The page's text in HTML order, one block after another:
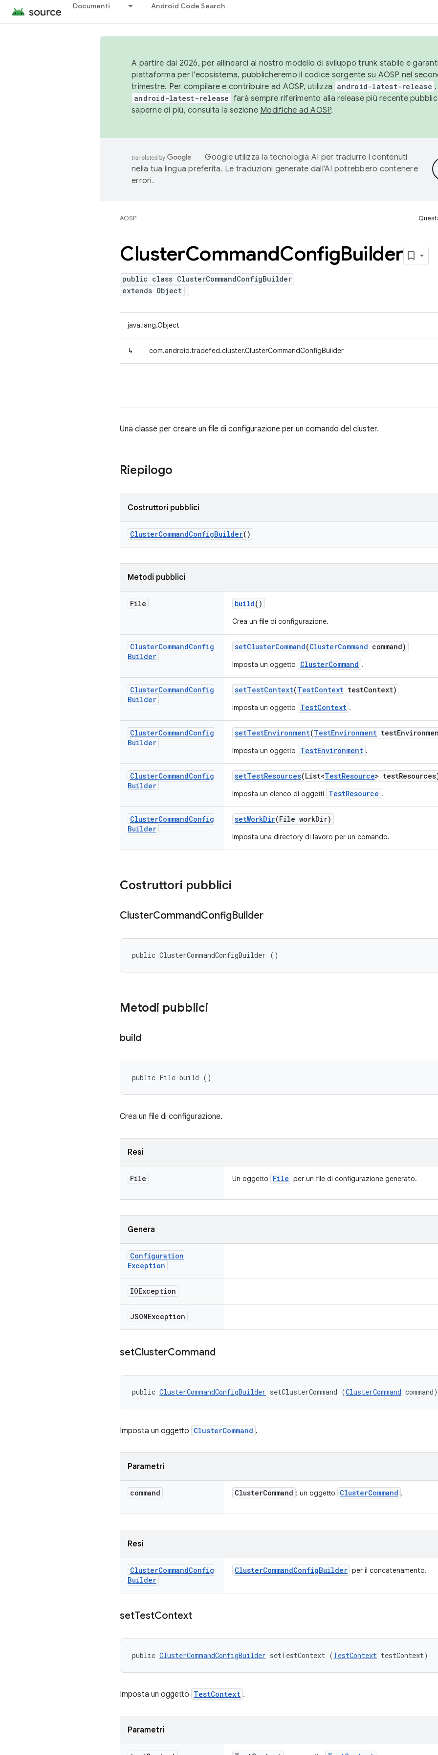
Documenti Android Code Search
A partire dal 2026, per allinearci al nostro modello di sviluppo trunk stabile e
piattaforma per l'ecosistema, pubblicheremo il codice sorgente su AOSP nel
trimestre. Per compilare e contribuire ad AOSP, utilizza android-latest-release
android-latest-release farà sempre riferimento alla release più recente
saperne di più, consulta la sezione Modifiche ad AOSP.
Google utilizza la tecnologia AI per tradurre i contenuti
nella tua lingua preferita. Le traduzioni generate dall'AI potrebbero contenere
errori.
AOSP
ClusterCommandConfigBuilder
public class ClusterCommandConfigBuilder
extends Object
java.lang.Object
↳ com.android.tradefed.cluster.ClusterCommandConfigBuilder
Una classe per creare un file di configurazione per un comando del cluster.
Riepilogo
Costruttori pubblici
ClusterCommandConfigBuilder()
Metodi pubblici
File build()
Crea un file di configurazione.
ClusterCommandConfig
Builder
setClusterCommand(ClusterCommand command)
Imposta un oggetto ClusterCommand .
ClusterCommandConfig
Builder
setTestContext(TestContext testContext)
Imposta un oggetto TestContext .
ClusterCommandConfig
Builder
setTestEnvironment(TestEnvironment test
Imposta un oggetto TestEnvironment .
ClusterCommandConfig
Builder
setTestResources(List<TestResource> test
Imposta un elenco di oggetti TestResource .
ClusterCommandConfig
Builder
setWorkDir(File workDir)
Imposta una directory di lavoro per un comando.
Costruttori pubblici
ClusterCommandConfigBuilder
public ClusterCommandConfigBuilder ()
Metodi pubblici
build
public File build ()
Crea un file di configurazione.
Resi
File Un oggetto File per un file di configurazione generato.
Genera
Configuration
Exception
IOException
JSONException
setClusterCommand
public ClusterCommandConfigBuilder setClusterCommand (ClusterCommand command)
Imposta un oggetto ClusterCommand .
Parametri
command ClusterCommand : un oggetto ClusterCommand .
Resi
ClusterCommandConfig
Builder
ClusterCommandConfigBuilder per il concatenamento.
setTestContext
public ClusterCommandConfigBuilder setTestContext (TestContext testContext)
Imposta un oggetto TestContext .
Parametri